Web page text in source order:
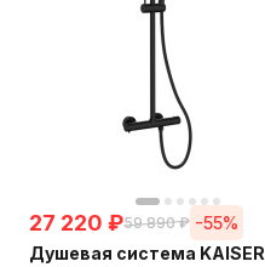
27 220 ₽59 890 ₽ -55%
Душевая система KAISER